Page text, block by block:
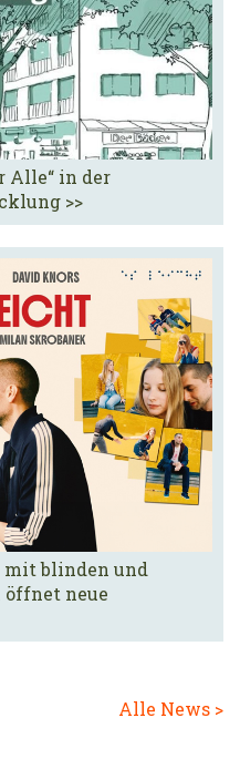
Alle“ in der
>>
mit blinden und
öffnet neue
Alle News >